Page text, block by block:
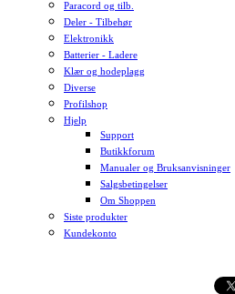
Paracord og tilb.
Deler - Tilbehør
Elektronikk
Batterier - Ladere
Klær og hodeplagg
Diverse
Profilshop
Hjelp
Support
Butikkforum
Manualer og Bruksanvisninger
Salgsbetingelser
Om Shoppen
Siste produkter
Kundekonto